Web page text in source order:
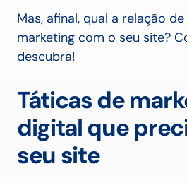
Mas, afinal, qual a relação
marketing com o seu site?
descubra!
Táticas de
digital que
seu site